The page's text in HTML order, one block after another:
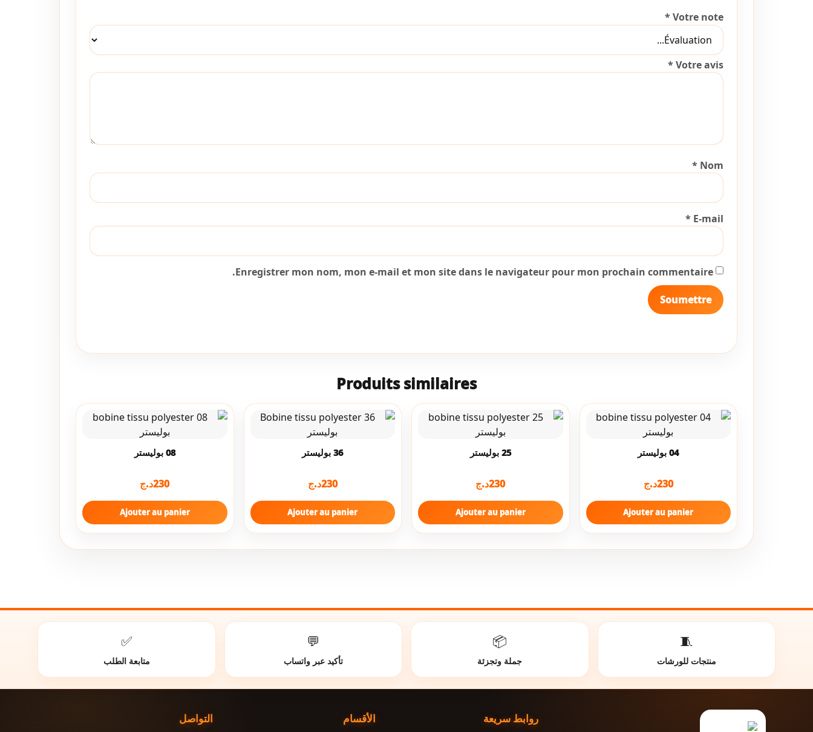
Votre note
*
Votre avis
*
Nom
*
E-mail
*
Enregistrer mon nom, mon e-mail et mon site dans le navigateur pour mon prochain commentaire.
Produits similaires
04 بوليستر
230د.ج
Ajouter au panier
25 بوليستر
230د.ج
Ajouter au panier
36 بوليستر
230د.ج
Ajouter au panier
08 بوليستر
230د.ج
Ajouter au panier
🧵
منتجات للورشات
📦
جملة وتجزئة
💬
تأكيد عبر واتساب
✅
متابعة الطلب
روابط سريعة الأقسام التواصل